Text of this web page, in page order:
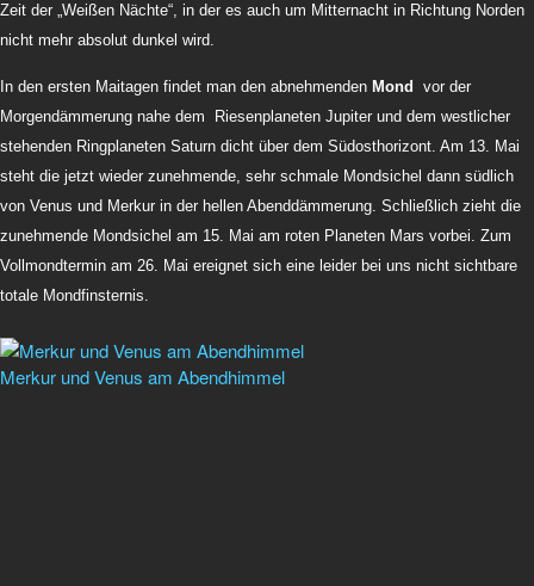
Zeit der „Weißen Nächte“, in der es auch um Mitternacht in Richtung Norden
nicht mehr absolut dunkel wird.
In den ersten Maitagen findet man den abnehmenden Mond
vor der
Morgendämmerung nahe dem Riesenplaneten Jupiter und dem westlicher
stehenden Ringplaneten Saturn dicht über dem Südosthorizont. Am 13. Mai
steht die jetzt wieder zunehmende, sehr schmale Mondsichel dann südlich
von Venus und Merkur in der hellen Abenddämmerung. Schließlich zieht die
zunehmende Mondsichel am 15. Mai am roten Planeten Mars vorbei. Zum
Vollmondtermin am 26. Mai ereignet sich eine leider bei uns nicht sichtbare
totale Mondfinsternis.
Merkur und Venus am Abendhimmel